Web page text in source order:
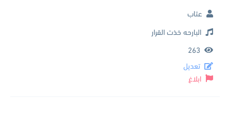
عتاب
البارحه خذت القرار
263
تعديل
ابلاغ